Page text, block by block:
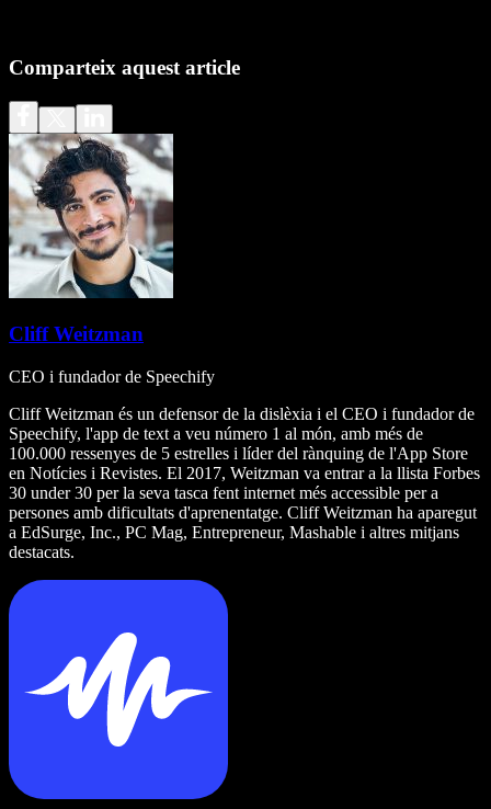
Comparteix aquest article
Cliff Weitzman
CEO i fundador de Speechify
Cliff Weitzman és un defensor de la dislèxia i el CEO i fundador de
Speechify, l'app de text a veu número 1 al món, amb més de
100.000 ressenyes de 5 estrelles i líder del rànquing de l'App Store
en Notícies i Revistes. El 2017, Weitzman va entrar a la llista Forbes
30 under 30 per la seva tasca fent internet més accessible per a
persones amb dificultats d'aprenentatge. Cliff Weitzman ha aparegut
a EdSurge, Inc., PC Mag, Entrepreneur, Mashable i altres mitjans
destacats.